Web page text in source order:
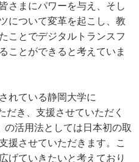
さまにパワーを与え、そし
について変革を起こし、教
ことでデジタルトランスフ
ことができると考えていま
れている静岡大学に
だき、支援させていただく
の活用法としては日本初の取
援させていただきます。こ
げていきたいと考えており